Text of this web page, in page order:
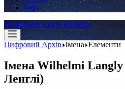
Інфо
Цифровий Архів ННМБУ
Цифровий Архів Імена Елементи
Імена Wilhelmi Langly
Ленглі)